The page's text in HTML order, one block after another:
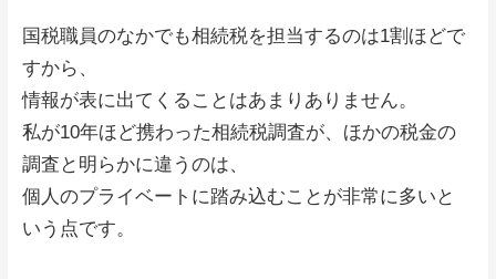
国税職員のなかでも相続税を担当するのは1割ほどで
すから、
情報が表に出てくることはあまりありません。
私が10年ほど携わった相続税調査が、ほかの税金の
調査と明らかに違うのは、
個人のプライベートに踏み込むことが非常に多いと
いう点です。